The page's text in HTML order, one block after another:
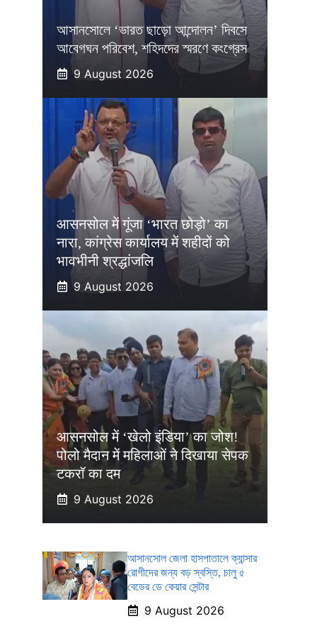
আসানসোলে ‘ভারত ছাড়ো আন্দোলন’ দিবসে
আবেগঘন পরিবেশ, শহিদদের স্মরণে কংগ্রেস
9 August 2026
आसनसोल में गूंजा ‘भारत छोड़ो’ का
नारा, कांग्रेस कार्यालय में शहीदों को
भावभीनी श्रद्धांजलि
9 August 2026
आसनसोल में ‘खेलो इंडिया’ का जोश!
पोलो मैदान में महिलाओं ने दिखाया सेपक
टकरॉ का दम
9 August 2026
আসানসোল জেলা হাসপাতালে ক্যান্সার
রোগীদের জন্য বড় স্বস্তি, চালু ৫
বেডের ডে কেয়ার সেন্টার
9 August 2026